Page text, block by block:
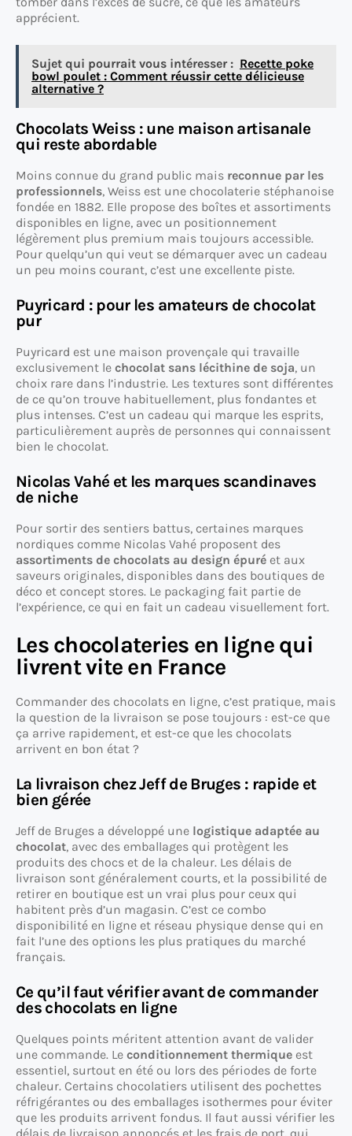
apprécient.
Sujet qui pourrait vous intéresser : Recette poke
bowl poulet : Comment réussir cette délicieuse
alternative ?
Chocolats Weiss : une maison artisanale
qui reste abordable
Moins connue du grand public mais reconnue par les
professionnels, Weiss est une chocolaterie stéphanoise
fondée en 1882. Elle propose des boîtes et assortiments
disponibles en ligne, avec un positionnement
légèrement plus premium mais toujours accessible.
Pour quelqu’un qui veut se démarquer avec un cadeau
un peu moins courant, c’est une excellente piste.
Puyricard : pour les amateurs de chocolat
pur
Puyricard est une maison provençale qui travaille
exclusivement le chocolat sans lécithine de soja, un
choix rare dans l’industrie. Les textures sont différentes
de ce qu’on trouve habituellement, plus fondantes et
plus intenses. C’est un cadeau qui marque les esprits,
particulièrement auprès de personnes qui connaissent
bien le chocolat.
Nicolas Vahé et les marques scandinaves
de niche
Pour sortir des sentiers battus, certaines marques
nordiques comme Nicolas Vahé proposent des
assortiments de chocolats au design épuré et aux
saveurs originales, disponibles dans des boutiques de
déco et concept stores. Le packaging fait partie de
l’expérience, ce qui en fait un cadeau visuellement fort.
Les chocolateries en ligne qui
livrent vite en France
Commander des chocolats en ligne, c’est pratique, mais
la question de la livraison se pose toujours : est-ce que
ça arrive rapidement, et est-ce que les chocolats
arrivent en bon état ?
La livraison chez Jeff de Bruges : rapide et
bien gérée
Jeff de Bruges a développé une logistique adaptée au
chocolat, avec des emballages qui protègent les
produits des chocs et de la chaleur. Les délais de
livraison sont généralement courts, et la possibilité de
retirer en boutique est un vrai plus pour ceux qui
habitent près d’un magasin. C’est ce combo
disponibilité en ligne et réseau physique dense qui en
fait l’une des options les plus pratiques du marché
français.
Ce qu’il faut vérifier avant de commander
des chocolats en ligne
Quelques points méritent attention avant de valider
une commande. Le conditionnement thermique est
essentiel, surtout en été ou lors des périodes de forte
chaleur. Certains chocolatiers utilisent des pochettes
réfrigérantes ou des emballages isothermes pour éviter
que les produits arrivent fondus. Il faut aussi vérifier les